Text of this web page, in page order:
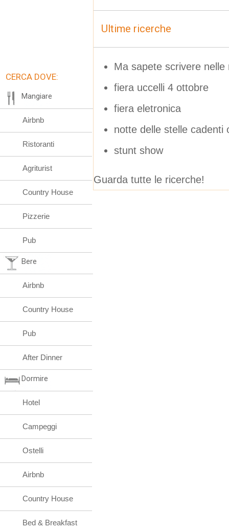
Ultime ricerche
Ma sapete scrivere nelle
fiera uccelli 4 ottobre
fiera eletronica
notte delle stelle cadenti
stunt show
Guarda tutte le ricerche!
CERCA DOVE:
Mangiare
Airbnb
Ristoranti
Agriturist
Country House
Pizzerie
Pub
Bere
Airbnb
Country House
Pub
After Dinner
Dormire
Hotel
Campeggi
Ostelli
Airbnb
Country House
Bed & Breakfast